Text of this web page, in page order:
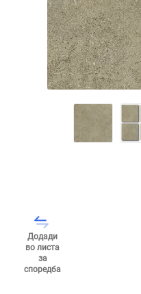
Додади
во листа
за
споредба